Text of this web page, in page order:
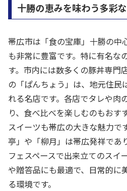
十勝の恵みを味わう多彩
帯広市は「食の宝庫」十勝の中
も非常に豊富です。特に有名な
す。市内には数多くの豚丼専門
の「ぱんちょう」は、地元住民
れる名店です。各店でタレや肉
り、食べ比べを楽しむのもおす
スイーツも帯広の大きな魅力で
亭」や「柳月」は帯広発祥であ
フェスペースで出来立てのスイ
や贈答品にも最適で、日常的に
る環境です。